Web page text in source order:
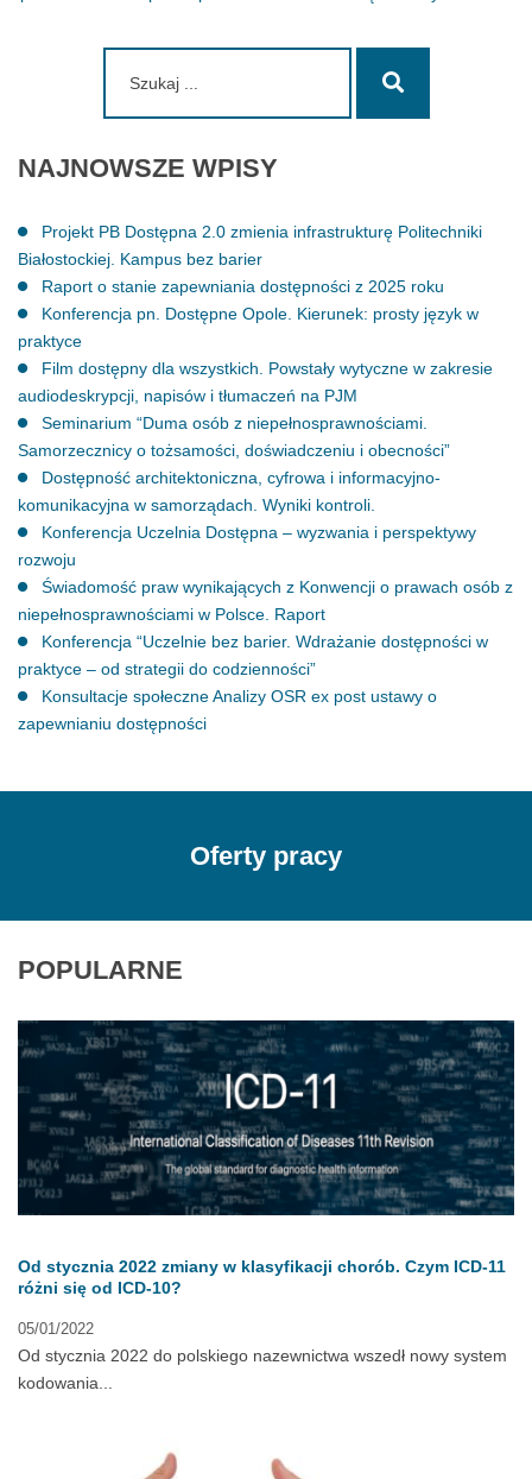
Szukaj
NAJNOWSZE WPISY
Projekt PB Dostępna 2.0 zmienia infrastrukturę Politechniki
Białostockiej. Kampus bez barier
Raport o stanie zapewniania dostępności z 2025 roku
Konferencja pn. Dostępne Opole. Kierunek: prosty język w
praktyce
Film dostępny dla wszystkich. Powstały wytyczne w zakresie
audiodeskrypcji, napisów i tłumaczeń na PJM
Seminarium “Duma osób z niepełnosprawnościami.
Samorzecznicy o tożsamości, doświadczeniu i obecności”
Dostępność architektoniczna, cyfrowa i informacyjno-
komunikacyjna w samorządach. Wyniki kontroli.
Konferencja Uczelnia Dostępna – wyzwania i perspektywy
rozwoju
Świadomość praw wynikających z Konwencji o prawach osób z
niepełnosprawnościami w Polsce. Raport
Konferencja “Uczelnie bez barier. Wdrażanie dostępności w
praktyce – od strategii do codzienności”
Konsultacje społeczne Analizy OSR ex post ustawy o
zapewnianiu dostępności
Oferty pracy
POPULARNE
Od stycznia 2022 zmiany w klasyfikacji chorób. Czym ICD-11
różni się od ICD-10?
05/01/2022
Od stycznia 2022 do polskiego nazewnictwa wszedł nowy system
kodowania...